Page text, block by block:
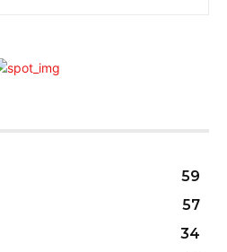
59
57
34